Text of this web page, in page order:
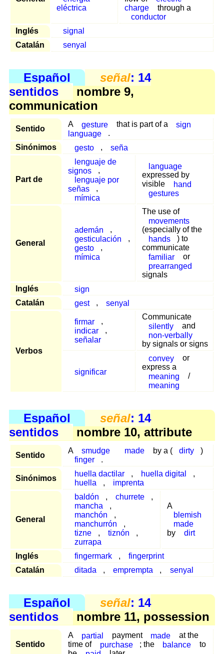
eléctrica
charge
through a
conductor
Inglés
signal
Catalán
senyal
Español señal: 14
sentidos
nombre 9,
communication
Sentido
A gesture that is part of a
sign
language
.
Sinónimos
gesto , seña
Part de
lenguaje de
signos
,
lenguaje por
señas
,
mímica
language
expressed by
visible
hand
gestures
General
ademán
,
gesticulación
,
gesto
,
mímica
The use of
movements
(especially of the
hands
) to
communicate
familiar
or
prearranged
signals
Inglés
sign
Catalán
gest , senyal
Verbos
firmar
,
indicar
,
señalar
Communicate
silently
and
non-verbally
by signals or signs
significar
convey
or
express a
meaning
/
meaning
Español señal: 14
sentidos
nombre 10, attribute
Sentido
A smudge made by a ( dirty
)
finger
.
Sinónimos
huella dactilar , huella digital
,
huella
, imprenta
General
baldón , churrete
,
mancha
,
manchón
,
manchurrón
,
tizne
, tiznón
,
zurrapa
A
blemish
made
by
dirt
Inglés fingermark ,
fingerprint
Catalán
ditada , emprempta , senyal
Español señal: 14
sentidos
nombre 11, possession
Sentido
A partial payment made
at the
time of
purchase ; the balance
to